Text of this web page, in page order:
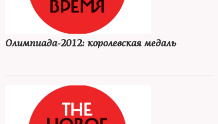
Олимпиада-2012: королевская медаль